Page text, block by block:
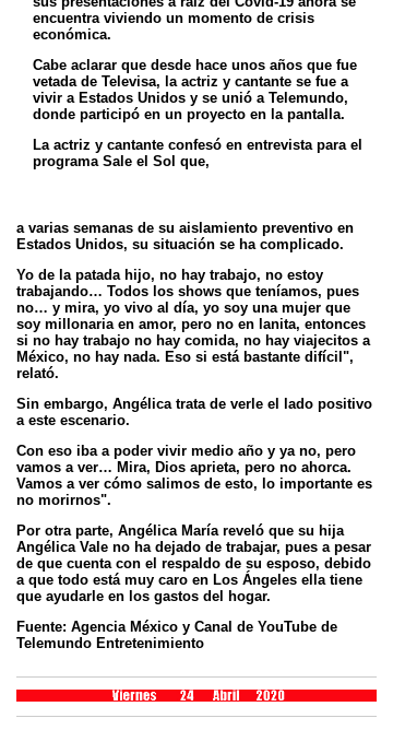
encuentra viviendo un momento de crisis
económica.
Cabe aclarar que desde hace unos años que fue
vetada de Televisa, la actriz y cantante se fue a
vivir a Estados Unidos y se unió a Telemundo,
donde participó en un proyecto en la pantalla.
La actriz y cantante confesó en entrevista para el
programa Sale el Sol que,
a varias semanas de su aislamiento preventivo en
Estados Unidos, su situación se ha complicado.
Yo de la patada hijo, no hay trabajo, no estoy
trabajando… Todos los shows que teníamos, pues
no… y mira, yo vivo al día, yo soy una mujer que
soy millonaria en amor, pero no en lanita, entonces
si no hay trabajo no hay comida, no hay viajecitos a
México, no hay nada. Eso si está bastante difícil",
relató.
Sin embargo, Angélica trata de verle el lado positivo
a este escenario.
Con eso iba a poder vivir medio año y ya no, pero
vamos a ver… Mira, Dios aprieta, pero no ahorca.
Vamos a ver cómo salimos de esto, lo importante es
no morirnos".
Por otra parte, Angélica María reveló que su hija
Angélica Vale no ha dejado de trabajar, pues a pesar
de que cuenta con el respaldo de su esposo, debido
a que todo está muy caro en Los Ángeles ella tiene
que ayudarle en los gastos del hogar.
Fuente: Agencia México y Canal de YouTube de
Telemundo Entretenimiento